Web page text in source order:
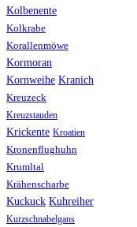
Kolbenente
Kolkrabe
Korallenmöwe
Kormoran
Kornweihe Kranich
Kreuzeck
Kreuzstauden
Krickente Kroatien
Kronenflughuhn
Krumltal
Krähenscharbe
Kuckuck Kuhreiher
Kurzschnabelgans